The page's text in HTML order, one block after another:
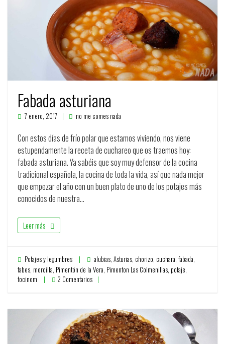
Fabada asturiana
7 enero, 2017 no me comes nada
Con estos días de frío polar que estamos viviendo, nos viene
estupendamente la receta de cuchareo que os traemos hoy:
fabada asturiana. Ya sabéis que soy muy defensor de la cocina
tradicional española, la cocina de toda la vida, así que nada mejor
que empezar el año con un buen plato de uno de los potajes más
conocidos de nuestra…
Leer más
Potajes y legumbres alubias, Asturias, chorizo, cuchara, fabada,
fabes, morcilla, Pimentón de la Vera, Pimenton Las Colmenillas, potaje,
tocinom
2 Comentarios